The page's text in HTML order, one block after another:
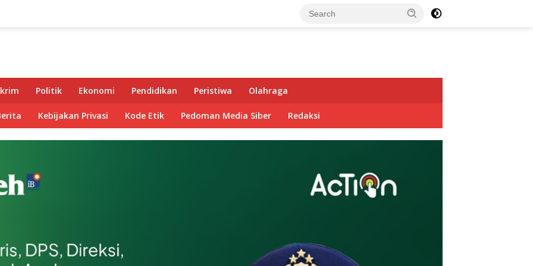
Politik Ekonomi Pendidikan Peristiwa Olahraga
Kebijakan Privasi Kode Etik Pedoman Media Siber Redaksi